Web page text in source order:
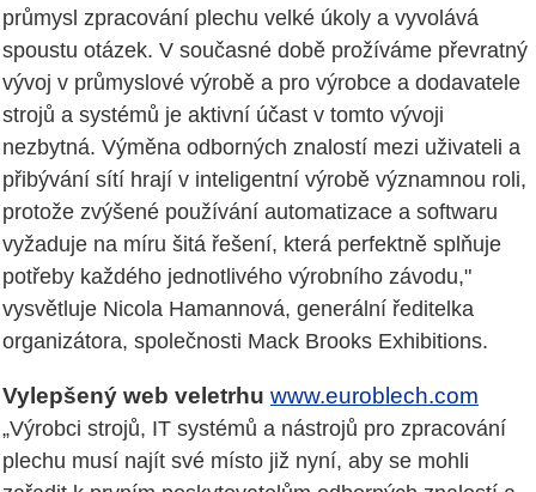
průmysl zpracování plechu velké úkoly a vyvolává
spoustu otázek. V současné době prožíváme převratný
vývoj v průmyslové výrobě a pro výrobce a dodavatele
strojů a systémů je aktivní účast v tomto vývoji
nezbytná. Výměna odborných znalostí mezi uživateli a
přibývání sítí hrají v inteligentní výrobě významnou roli,
protože zvýšené používání automatizace a softwaru
vyžaduje na míru šitá řešení, která perfektně splňuje
potřeby každého jednotlivého výrobního závodu,"
vysvětluje Nicola Hamannová, generální ředitelka
organizátora, společnosti Mack Brooks Exhibitions.
Vylepšený web veletrhu www.euroblech.com
„Výrobci strojů, IT systémů a nástrojů pro zpracování
plechu musí najít své místo již nyní, aby se mohli